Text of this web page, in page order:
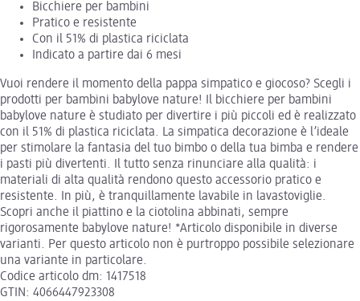
Bicchiere per bambini
Pratico e resistente
Con il 51% di plastica riciclata
Indicato a partire dai 6 mesi
Vuoi rendere il momento della pappa simpatico e giocoso? Scegli i
prodotti per bambini babylove nature! Il bicchiere per bambini
babylove nature è studiato per divertire i più piccoli ed è realizzato
con il 51% di plastica riciclata. La simpatica decorazione è l’ideale
per stimolare la fantasia del tuo bimbo o della tua bimba e rendere
i pasti più divertenti. Il tutto senza rinunciare alla qualità: i
materiali di alta qualità rendono questo accessorio pratico e
resistente. In più, è tranquillamente lavabile in lavastoviglie.
Scopri anche il piattino e la ciotolina abbinati, sempre
rigorosamente babylove nature! *Articolo disponibile in diverse
varianti. Per questo articolo non è purtroppo possibile selezionare
una variante in particolare.
Codice articolo dm: 1417518
GTIN: 4066447923308